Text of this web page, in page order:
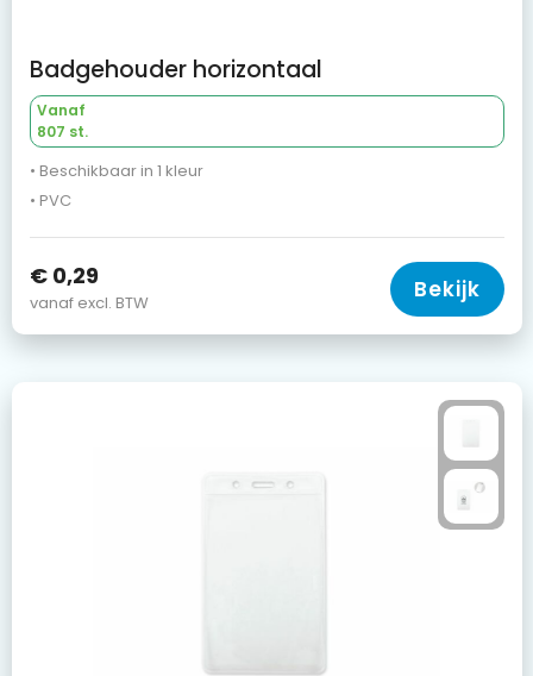
Badgehouder horizontaal
Vanaf
807 st.
• Beschikbaar in 1 kleur
• PVC
€ 0,29
vanaf excl. BTW Bekijk